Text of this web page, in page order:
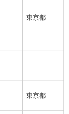
東京都
東京都